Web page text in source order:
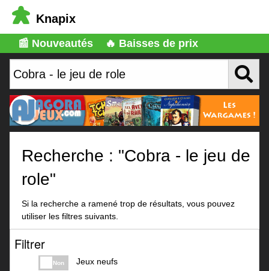
Knapix
📰 Nouveautés 🔥 Baisses de prix
Recherche : "Cobra - le jeu de
role"
Si la recherche a ramené trop de résultats, vous pouvez
utiliser les filtres suivants.
Filtrer
Non Jeux neufs